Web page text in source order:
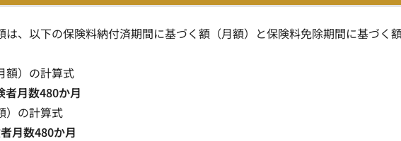
、以下の保険料納付済期間に基づく額（月額）と保険料免除期間に基づく
額）の計算式
月数480か月
）の計算式
月数480か月